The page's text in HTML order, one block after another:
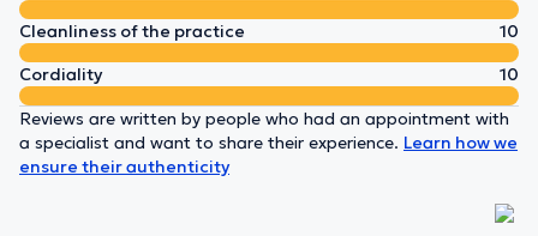
Cleanliness of the practice
10
Cordiality
10
Reviews are written by people who had an appointment with
a specialist and want to share their experience. Learn how we
ensure their authenticity